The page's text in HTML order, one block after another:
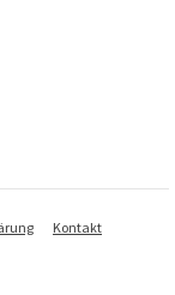
Kontakt